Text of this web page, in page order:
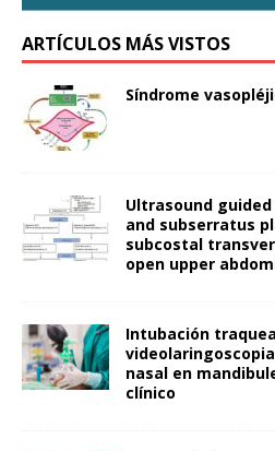
ARTÍCULOS MÁS VISTOS
Síndrome
Ultrasound
and subserratus
subcostal
open upper
Intubación
nasal en
clínico